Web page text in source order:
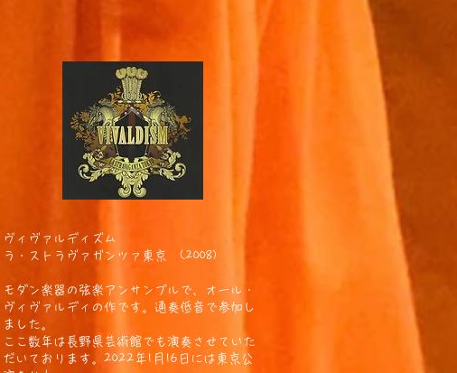
ヴィヴァルディズム
ラ・ストラヴァガンツァ東京 (2008)
モダン楽器の弦楽アンサンブルで、オール・
ヴィヴァルディの作です。通奏低音で参加し
ました。
​ここ数年は長野県芸術館でも演奏させていた
だいております。2022年1月16日には東京公